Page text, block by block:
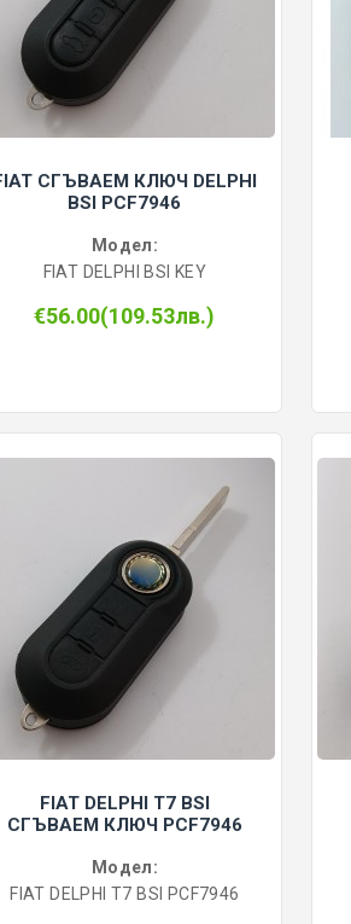
СГЪВАЕМ КЛЮЧ DELPHI
BSI PCF7946
Модел:
FIAT DELPHI BSI KEY
€56.00(109.53лв.)
FIAT DELPHI T7 BSI
СГЪВАЕМ КЛЮЧ PCF7946
Модел:
FIAT DELPHI T7 BSI PCF7946